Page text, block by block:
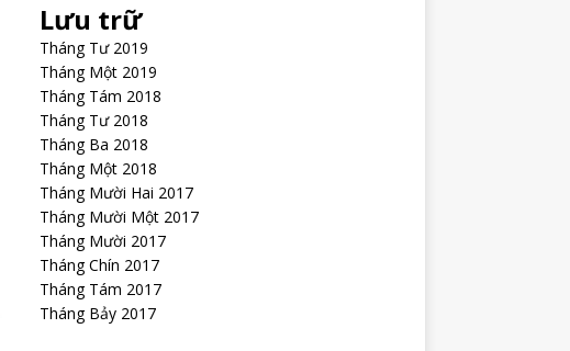
Lưu trữ
Tháng Tư 2019
Tháng Một 2019
Tháng Tám 2018
Tháng Tư 2018
Tháng Ba 2018
Tháng Một 2018
Tháng Mười Hai 2017
Tháng Mười Một 2017
Tháng Mười 2017
Tháng Chín 2017
Tháng Tám 2017
Tháng Bảy 2017